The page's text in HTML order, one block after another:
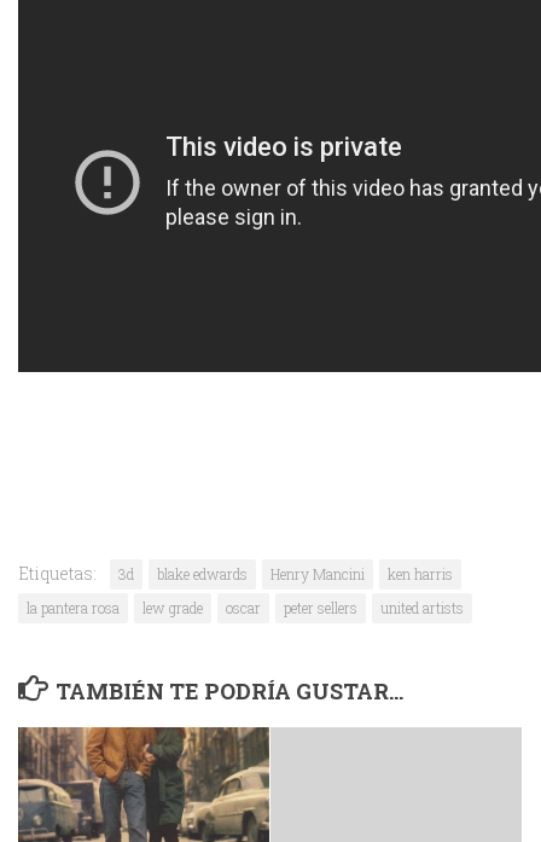
Etiquetas: 3d blake edwards Henry Mancini
ken harris
la pantera rosa
lew grade oscar peter sellers united artists
TAMBIÉN TE PODRÍA GUSTAR...